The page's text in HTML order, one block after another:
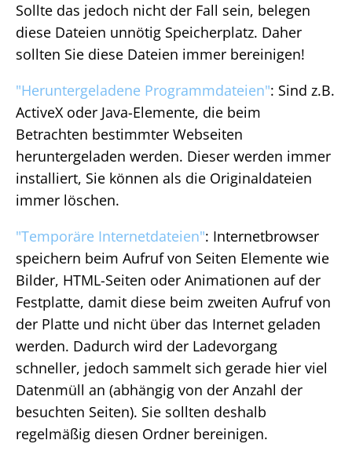
Sollte das jedoch nicht der Fall sein, belegen
diese Dateien unnötig Speicherplatz. Daher
sollten Sie diese Dateien immer bereinigen!
"Heruntergeladene Programmdateien": Sind z.B.
ActiveX oder Java-Elemente, die beim
Betrachten bestimmter Webseiten
heruntergeladen werden. Dieser werden immer
installiert, Sie können als die Originaldateien
immer löschen.
"Temporäre Internetdateien": Internetbrowser
speichern beim Aufruf von Seiten Elemente wie
Bilder, HTML-Seiten oder Animationen auf der
Festplatte, damit diese beim zweiten Aufruf von
der Platte und nicht über das Internet geladen
werden. Dadurch wird der Ladevorgang
schneller, jedoch sammelt sich gerade hier viel
Datenmüll an (abhängig von der Anzahl der
besuchten Seiten). Sie sollten deshalb
regelmäßig diesen Ordner bereinigen.